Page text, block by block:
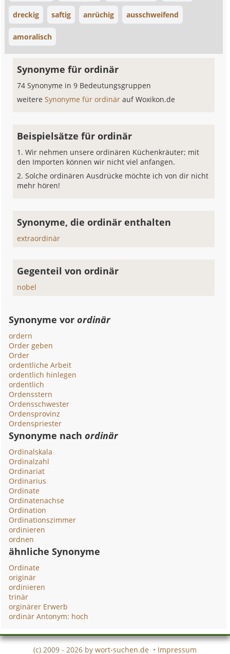
dreckig saftig anrüchig ausschweifend
amoralisch
Synonyme für ordinär
74 Synonyme in 9 Bedeutungsgruppen
weitereSynonyme für ordinärauf Woxikon.de
Beispielsätze für ordinär
Wir nehmen unsere ordinären Küchenkräuter; mit
den Importen können wir nicht viel anfangen.
Solche ordinären Ausdrücke möchte ich von dir nicht
mehr hören!
Synonyme, die ordinär enthalten
extraordinär
Gegenteil von ordinär
nobel
Synonyme vorordinär
ordern
Order geben
Order
ordentliche Arbeit
ordentlich hinlegen
ordentlich
Ordensstern
Ordensschwester
Ordensprovinz
Ordenspriester
Synonyme nachordinär
Ordinalskala
Ordinalzahl
Ordinariat
Ordinarius
Ordinate
Ordinatenachse
Ordination
Ordinationszimmer
ordinieren
ordnen
ähnliche Synonyme
Ordinate
originär
ordinieren
trinär
orginärer Erwerb
ordinär Antonym: hoch
(c) 2009 - 2026 by wort-suchen.de • Impressum